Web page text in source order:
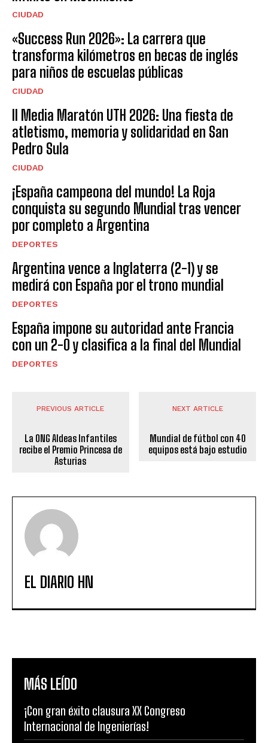
CIUDAD
«Success Run 2026»: La carrera que
transforma kilómetros en becas de inglés
para niños de escuelas públicas
CIUDAD
II Media Maratón UTH 2026: Una fiesta de
atletismo, memoria y solidaridad en San
Pedro Sula
CIUDAD
¡España campeona del mundo! La Roja
conquista su segundo Mundial tras vencer
por completo a Argentina
DEPORTES
Argentina vence a Inglaterra (2-1) y se
medirá con España por el trono mundial
DEPORTES
España impone su autoridad ante Francia
con un 2-0 y clasifica a la final del Mundial
DEPORTES
PREVIOUS ARTICLE
La ONG Aldeas Infantiles
recibe el Premio Princesa de
Asturias
NEXT ARTICLE
Mundial de fútbol con 40
equipos está bajo estudio
EL DIARIO HN
MÁS LEÍDO
¡Con gran éxito clausura XX Congreso
Internacional de Ingenierías!